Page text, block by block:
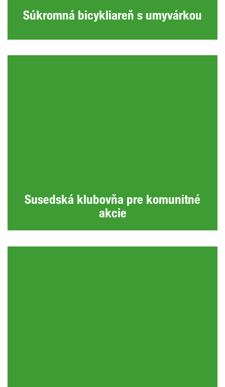
Súkromná bicykliareň s umyvárkou
Susedská klubovňa pre komunitné
akcie